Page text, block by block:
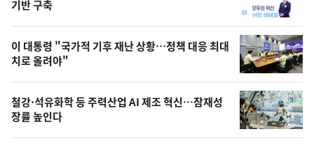
상
오
늘
의
사
진
기반 구축
이 대통령 "국가적 기후 재난 상황…정책 대응 최대
치로 올려야"
철강·석유화학 등 주력산업 AI 제조 혁신…잠재성
장률 높인다